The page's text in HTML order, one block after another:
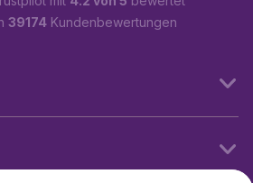
39174 Kundenbewertungen